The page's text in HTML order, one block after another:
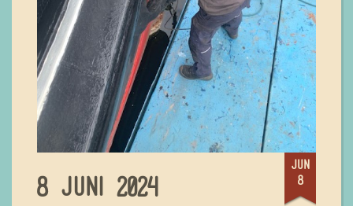
jun
8
8 JUNI 2024